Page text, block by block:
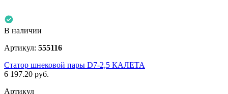
В наличии
Артикул: 555116
Статор шнековой пары D7-2,5 КАЛЕТА
6 197.20 руб.
Артикул